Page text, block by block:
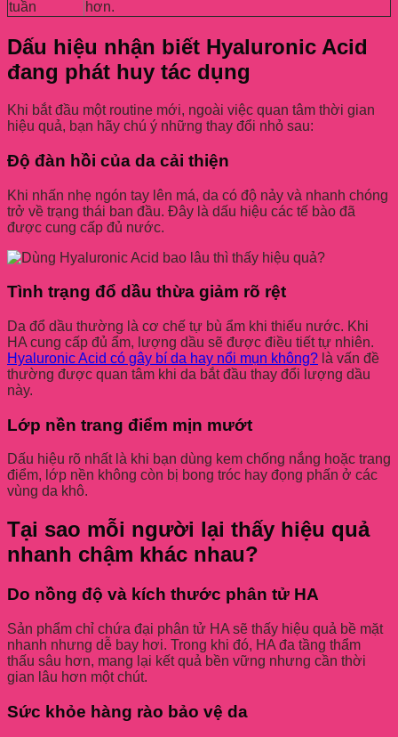
tuần hơn.
Dấu hiệu nhận biết Hyaluronic Acid
đang phát huy tác dụng
Khi bắt đầu một routine mới, ngoài việc quan tâm thời gian
hiệu quả, bạn hãy chú ý những thay đổi nhỏ sau:
Độ đàn hồi của da cải thiện
Khi nhấn nhẹ ngón tay lên má, da có độ nảy và nhanh chóng
trở về trạng thái ban đầu. Đây là dấu hiệu các tế bào đã
được cung cấp đủ nước.
Tình trạng đổ dầu thừa giảm rõ rệt
Da đổ dầu thường là cơ chế tự bù ẩm khi thiếu nước. Khi
HA cung cấp đủ ẩm, lượng dầu sẽ được điều tiết tự nhiên.
Hyaluronic Acid có gây bí da hay nổi mụn không? là vấn đề
thường được quan tâm khi da bắt đầu thay đổi lượng dầu
này.
Lớp nền trang điểm mịn mướt
Dấu hiệu rõ nhất là khi bạn dùng kem chống nắng hoặc trang
điểm, lớp nền không còn bị bong tróc hay đọng phấn ở các
vùng da khô.
Tại sao mỗi người lại thấy hiệu quả
nhanh chậm khác nhau?
Do nồng độ và kích thước phân tử HA
Sản phẩm chỉ chứa đại phân tử HA sẽ thấy hiệu quả bề mặt
nhanh nhưng dễ bay hơi. Trong khi đó, HA đa tầng thẩm
thấu sâu hơn, mang lại kết quả bền vững nhưng cần thời
gian lâu hơn một chút.
Sức khỏe hàng rào bảo vệ da